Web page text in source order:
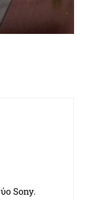
Sony.